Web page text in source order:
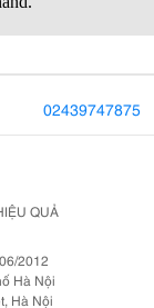
02439747875
QUẢ
2012
Hà Nội
Hà Nội